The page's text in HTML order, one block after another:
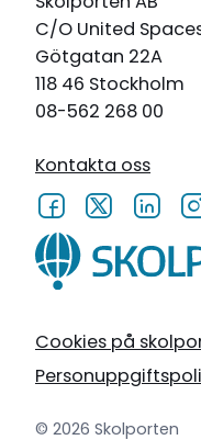
Cookies på
© 2026 Skolporten
C/O United
Götgatan 22A
118 46 Stockholm
08-562 268 00
Kontakta oss